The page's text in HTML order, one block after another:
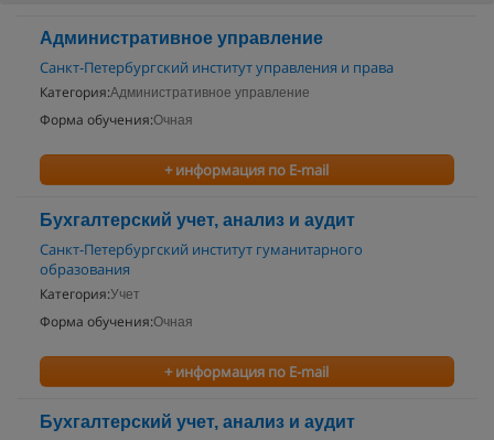
Административное управление
Санкт-Петербургский институт управления и права
Категория:Административное управление
Форма обучения:Очная
+ информация по E-mail
Бухгалтерский учет, анализ и аудит
Санкт-Петербургский институт гуманитарного
образования
Категория:Учет
Форма обучения:Очная
+ информация по E-mail
Бухгалтерский учет, анализ и аудит